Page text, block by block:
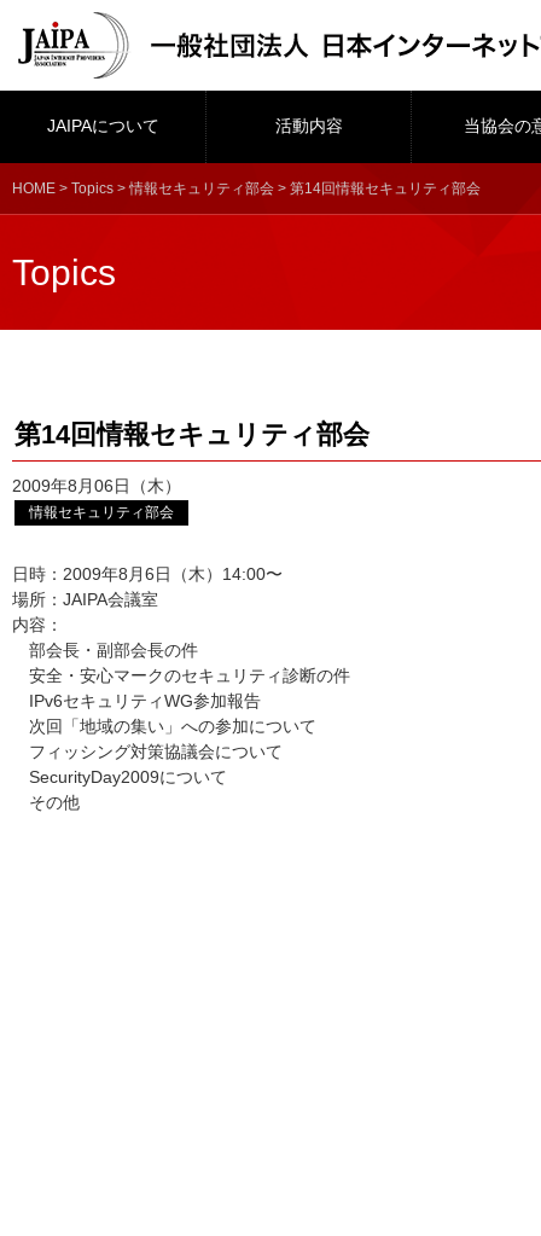
JAIPAについて 活動内容 当協会の
HOME > Topics >情報セキュリティ部会 > 第14回情報セキュリティ部会
Topics
第14回情報セキュリティ部会
2009年8月06日（木）
情報セキュリティ部会
日時：2009年8月6日（木）14:00〜
場所：JAIPA会議室
内容：
部会長・副部会長の件
安全・安心マークのセキュリティ診断の件
IPv6セキュリティWG参加報告
次回「地域の集い」への参加について
フィッシング対策協議会について
SecurityDay2009について
その他